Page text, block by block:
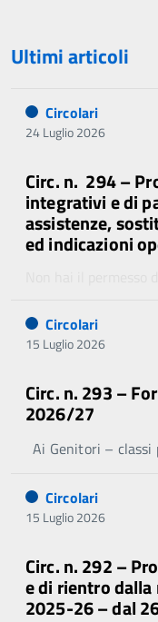
Ultimi articoli
Circolari
24 Luglio 2026
Circ. n. 294 –
integrativi e di
assistenze,
ed indicazioni
Circolari
15 Luglio 2026
Circ. n. 293 –
2026/27
Ai Genitori – classi
Circolari
15 Luglio 2026
Circ. n. 292 –
e di rientro
2025-26 – dal